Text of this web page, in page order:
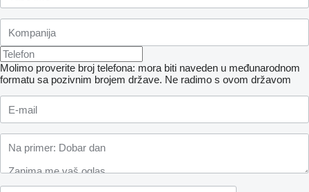
Molimo proverite broj telefona: mora biti naveden u međunarodnom
formatu sa pozivnim brojem države. Ne radimo s ovom državom